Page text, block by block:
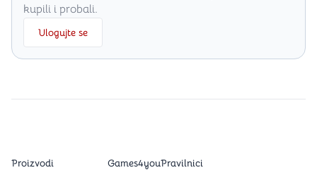
kupili i probali.
Ulogujte se
Proizvodi Games4youPravilnici